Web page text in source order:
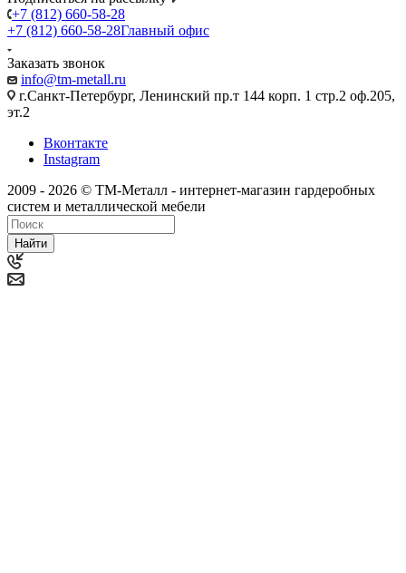
+7 (812) 660-58-28
+7 (812) 660-58-28Главный офис
Заказать звонок
info@tm-metall.ru
г.Санкт-Петербург, Ленинский пр.т 144 корп. 1 стр.2 оф.205,
эт.2
Вконтакте
Instagram
2009 - 2026 © ТМ-Металл - интернет-магазин гардеробных
систем и металлической мебели
Найти